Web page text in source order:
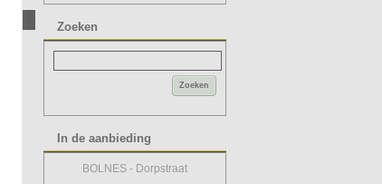
Zoeken
Zoeken
In de aanbieding
BOLNES - Dorpstraat